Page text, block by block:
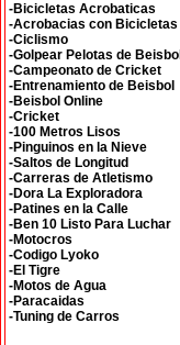
-Bicicletas Acrobaticas
-Acrobacias con Bicicletas
-Ciclismo
-Golpear Pelotas de Beisbol
-Campeonato de Cricket
-Entrenamiento de Beisbol
-Beisbol Online
-Cricket
-100 Metros Lisos
-Pinguinos en la Nieve
-Saltos de Longitud
-Carreras de Atletismo
-Dora La Exploradora
-Patines en la Calle
-Ben 10 Listo Para Luchar
-Motocros
-Codigo Lyoko
-El Tigre
-Motos de Agua
-Paracaidas
-Tuning de Carros